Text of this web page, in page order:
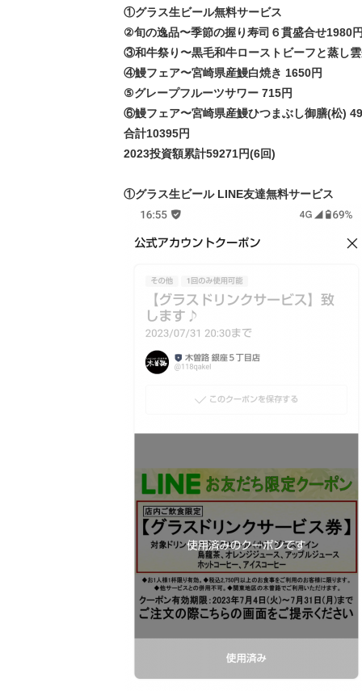
①グラス生ビール無料サービス
②旬の逸品〜季節の握り寿司６貫盛合せ1980
③和牛祭り〜黒毛和牛ローストビーフと蒸し
④鰻フェア〜宮崎県産鰻白焼き 1650円
⑤グレープフルーツサワー 715円
⑥鰻フェア〜宮崎県産鰻ひつまぶし御膳(松)
合計10395円
2023投資額累計59271円(6回)
①グラス生ビール LINE友達無料サービス